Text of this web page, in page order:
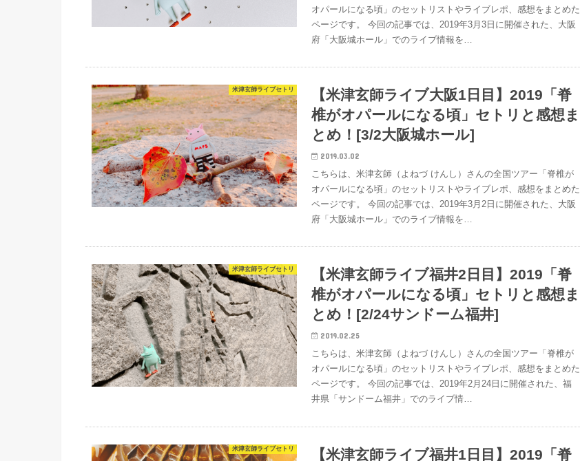
オパールになる頃」のセットリストやライブレポ、感想をまとめた
ページです。 今回の記事では、2019年3月3日に開催された、大阪
府「大阪城ホール」でのライブ情報を…
米津玄師ライブセトリ
【米津玄師ライブ大阪1日目】2019「脊
椎がオパールになる頃」セトリと感想ま
とめ！[3/2大阪城ホール]
2019.03.02
こちらは、米津玄師（よねづ けんし）さんの全国ツアー「脊椎が
オパールになる頃」のセットリストやライブレポ、感想をまとめた
ページです。 今回の記事では、2019年3月2日に開催された、大阪
府「大阪城ホール」でのライブ情報を…
米津玄師ライブセトリ
【米津玄師ライブ福井2日目】2019「脊
椎がオパールになる頃」セトリと感想ま
とめ！[2/24サンドーム福井]
2019.02.25
こちらは、米津玄師（よねづ けんし）さんの全国ツアー「脊椎が
オパールになる頃」のセットリストやライブレポ、感想をまとめた
ページです。 今回の記事では、2019年2月24日に開催された、福
井県「サンドーム福井」でのライブ情…
米津玄師ライブセトリ 【米津玄師ライブ福井1日目】2019「脊